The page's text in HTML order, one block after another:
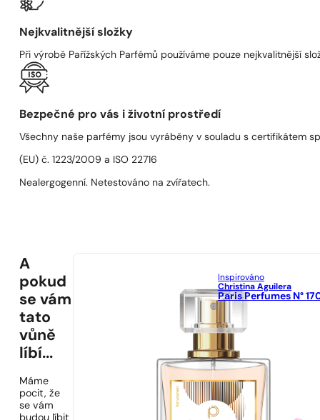
Nejkvalitnější složky
Při výrobě Pařížských Parfémů používáme pouze nejkvalitnější
Bezpečné pro vás i životní prostředí
Všechny naše parfémy jsou vyráběny v souladu s certifikátem
(EU) č. 1223/2009 a ISO 22716
Nealergogenní. Netestováno na zvířatech.
A
pokud
se vám
tato
vůně
líbí...
Máme
pocit, že
se vám
Inspirováno
Christina Aguilera
Paris Perfumes N°